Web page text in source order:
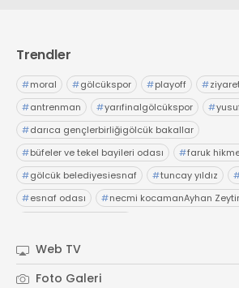
Trendler
#moral #gölcükspor #playoff #
#antrenman #yarıfinalgölcükspor #
#darıca gençlerbirliğigölcük bakallar
#büfeler ve tekel bayileri odası #faruk
#gölcük belediyesiesnaf #tuncay yıldız
#esnaf odası #necmi kocamanAyhan
Web TV
Foto Galeri